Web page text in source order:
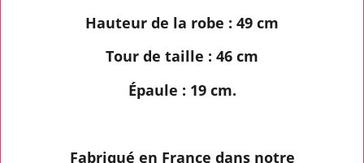
Hauteur de la robe : 49 cm
Tour de taille : 46 cm
Épaule : 19 cm.
Fabriqué en France dans notre